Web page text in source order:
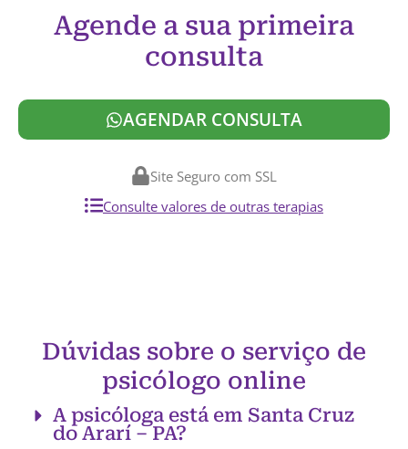
Agende a sua primeira
consulta
AGENDAR CONSULTA
Site Seguro com SSL
Consulte valores de outras terapias
Dúvidas sobre o serviço de
psicólogo online
A psicóloga está em Santa Cruz
do Ararí – PA?